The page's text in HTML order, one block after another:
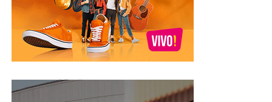
Configurația tip NEST este apreciată în special în
mediile în care schimburile de personal sunt numeroase
sau unde este nevoie de un număr mare de
compartimente într-o încăpere cu dimensiuni reduse.
Prin organizarea verticală, fiecare utilizator beneficiază
de propriul spațiu delimitat, fără a afecta accesul
celorlalți.